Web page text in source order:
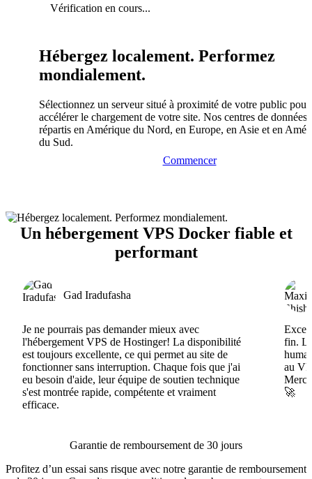
Vérification en cours...
Hébergez localement. Performez
mondialement.
Sélectionnez un serveur situé à proximité de votre public pour
accélérer le chargement de votre site. Nos centres de données
répartis en Amérique du Nord, en Europe, en Asie et en
du Sud.
Commencer
Un hébergement VPS Docker fiable et
performant
Gad Iradufasha
Je ne pourrais pas demander mieux avec
l'hébergement VPS de Hostinger! La disponibilité
est toujours excellente, ce qui permet au site de
fonctionner sans interruption. Chaque fois que j'ai
eu besoin d'aide, leur équipe de soutien technique
s'est montrée rapide, compétente et vraiment
efficace.
fin.
au
Merci
🚀
Garantie de remboursement de 30 jours
Profitez d’un essai sans risque avec notre garantie de remboursement